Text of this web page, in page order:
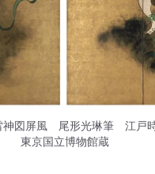
神図屏風 尾形光琳筆 江戸
東京国立博物館蔵